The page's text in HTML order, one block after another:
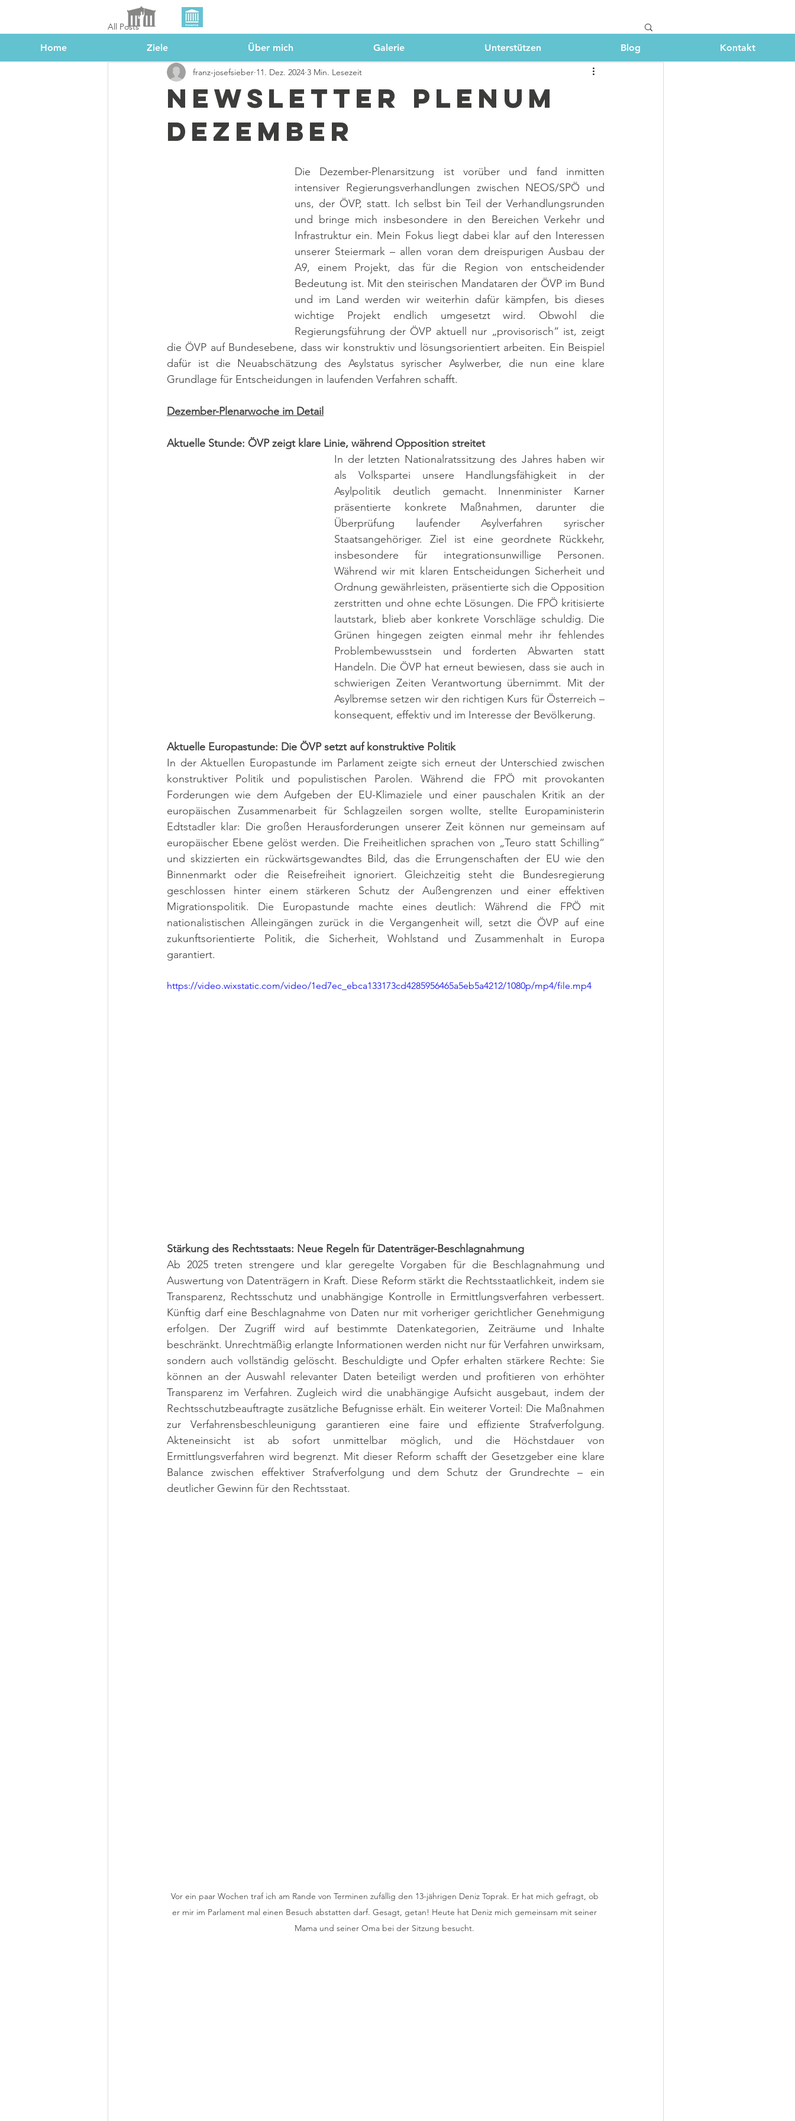
All Posts
Newsletter Plenum
Dezember
franz-josefsieber 11. Dez. 2024 3 Min. Lesezeit
Die Dezember-Plenarsitzung ist vorüber und fand inmitten
intensiver Regierungsverhandlungen zwischen NEOS/SPÖ und
uns, der ÖVP, statt. Ich selbst bin Teil der Verhandlungsrunden
und bringe mich insbesondere in den Bereichen Verkehr und
Infrastruktur ein. Mein Fokus liegt dabei klar auf den Interessen
unserer Steiermark – allen voran dem dreispurigen Ausbau der
A9, einem Projekt, das für die Region von entscheidender
Bedeutung ist. Mit den steirischen Mandataren der ÖVP im Bund
und im Land werden wir weiterhin dafür kämpfen, bis dieses
wichtige Projekt endlich umgesetzt wird. Obwohl die
Regierungsführung der ÖVP aktuell nur „provisorisch“ ist, zeigt
die ÖVP auf Bundesebene, dass wir konstruktiv und lösungsorientiert arbeiten. Ein Beispiel
dafür ist die Neuabschätzung des Asylstatus syrischer Asylwerber, die nun eine klare
Grundlage für Entscheidungen in laufenden Verfahren schafft.
Dezember-Plenarwoche im Detail
Aktuelle Stunde: ÖVP zeigt klare Linie, während Opposition streitet
In der letzten Nationalratssitzung des Jahres haben wir
als Volkspartei unsere Handlungsfähigkeit in der
Asylpolitik deutlich gemacht. Innenminister Karner
präsentierte konkrete Maßnahmen, darunter die
Überprüfung laufender Asylverfahren syrischer
Staatsangehöriger. Ziel ist eine geordnete Rückkehr,
insbesondere für integrationsunwillige Personen.
Während wir mit klaren Entscheidungen Sicherheit und
Ordnung gewährleisten, präsentierte sich die Opposition
zerstritten und ohne echte Lösungen. Die FPÖ kritisierte
lautstark, blieb aber konkrete Vorschläge schuldig. Die
Grünen hingegen zeigten einmal mehr ihr fehlendes
Problembewusstsein und forderten Abwarten statt
Handeln. Die ÖVP hat erneut bewiesen, dass sie auch in
schwierigen Zeiten Verantwortung übernimmt. Mit der
Asylbremse setzen wir den richtigen Kurs für Österreich –
konsequent, effektiv und im Interesse der Bevölkerung.
Aktuelle Europastunde: Die ÖVP setzt auf konstruktive Politik
In der Aktuellen Europastunde im Parlament zeigte sich erneut der Unterschied zwischen
konstruktiver Politik und populistischen Parolen. Während die FPÖ mit provokanten
Forderungen wie dem Aufgeben der EU-Klimaziele und einer pauschalen Kritik an der
europäischen Zusammenarbeit für Schlagzeilen sorgen wollte, stellte Europaministerin
Edtstadler klar: Die großen Herausforderungen unserer Zeit können nur gemeinsam auf
europäischer Ebene gelöst werden. Die Freiheitlichen sprachen von „Teuro statt Schilling“
und skizzierten ein rückwärtsgewandtes Bild, das die Errungenschaften der EU wie den
Binnenmarkt oder die Reisefreiheit ignoriert. Gleichzeitig steht die Bundesregierung
geschlossen hinter einem stärkeren Schutz der Außengrenzen und einer effektiven
Migrationspolitik. Die Europastunde machte eines deutlich: Während die FPÖ mit
nationalistischen Alleingängen zurück in die Vergangenheit will, setzt die ÖVP auf eine
zukunftsorientierte Politik, die Sicherheit, Wohlstand und Zusammenhalt in Europa
garantiert.
https://video.wixstatic.com/video/1ed7ec_ebca133173cd4285956465a5eb5a4212/1080p/mp4/file.mp4
Stärkung des Rechtsstaats: Neue Regeln für Datenträger-Beschlagnahmung
Ab 2025 treten strengere und klar geregelte Vorgaben für die Beschlagnahmung und
Auswertung von Datenträgern in Kraft. Diese Reform stärkt die Rechtsstaatlichkeit, indem sie
Transparenz, Rechtsschutz und unabhängige Kontrolle in Ermittlungsverfahren verbessert.
Künftig darf eine Beschlagnahme von Daten nur mit vorheriger gerichtlicher Genehmigung
erfolgen. Der Zugriff wird auf bestimmte Datenkategorien, Zeiträume und Inhalte
beschränkt. Unrechtmäßig erlangte Informationen werden nicht nur für Verfahren unwirksam,
sondern auch vollständig gelöscht. Beschuldigte und Opfer erhalten stärkere Rechte: Sie
können an der Auswahl relevanter Daten beteiligt werden und profitieren von erhöhter
Transparenz im Verfahren. Zugleich wird die unabhängige Aufsicht ausgebaut, indem der
Rechtsschutzbeauftragte zusätzliche Befugnisse erhält. Ein weiterer Vorteil: Die Maßnahmen
zur Verfahrensbeschleunigung garantieren eine faire und effiziente Strafverfolgung.
Akteneinsicht ist ab sofort unmittelbar möglich, und die Höchstdauer von
Ermittlungsverfahren wird begrenzt. Mit dieser Reform schafft der Gesetzgeber eine klare
Balance zwischen effektiver Strafverfolgung und dem Schutz der Grundrechte – ein
deutlicher Gewinn für den Rechtsstaat.
Vor ein paar Wochen traf ich am Rande von Terminen zufällig den 13-jährigen Deniz Toprak. Er hat mich gefragt, ob
er mir im Parlament mal einen Besuch abstatten darf. Gesagt, getan! Heute hat Deniz mich gemeinsam mit seiner
Mama und seiner Oma bei der Sitzung besucht.
Home Ziele Über mich Galerie Unterstützen Blog Kontakt